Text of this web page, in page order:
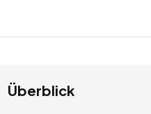
Überblick